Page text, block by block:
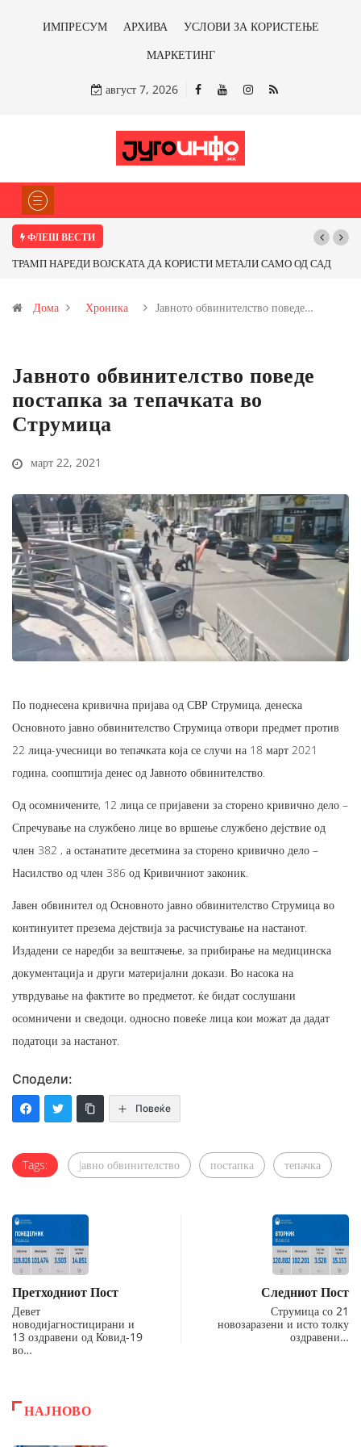
ИМПРЕСУМ АРХИВА
УСЛОВИ ЗА КОРИСТЕЊЕ
МАРКЕТИНГ
август 7, 2026
ФЛЕШ ВЕСТИ
НАРЕДИ ВОЈСКАТА ДА КОРИСТИ МЕТАЛИ САМО ОД САД
и со антимонот?
Почнува
Дома Хроника Јавното обвинителство поведе…
Јавното обвинителство поведе
постапка за тепачката во
Струмица
март 22, 2021
По поднесена кривична пријава од СВР Струмица, денеска
Основното јавно обвинителство Струмица отвори предмет против
22 лица-учесници во тепачката која се случи на 18 март 2021
година, соопштија денес од Јавното обвинителство.
Од осомничените, 12 лица се пријавени за сторено кривично дело –
Спречување на службено лице во вршење службено дејствие од
член 382 , а останатите десетмина за сторено кривично дело –
Насилство од член 386 од Кривичниот законик.
Јавен обвинител од Основното јавно обвинителство Струмица во
континуитет презема дејствија за расчистување на настанот.
Издадени се наредби за вештачење, за прибирање на медицинска
документација и други материјални докази. Во насока на
утврдување на фактите во предметот, ќе бидат сослушани
осомничени и сведоци, односно повеќе лица кои можат да дадат
податоци за настанот.
Сподели:
Повеќе
Tags: Jавно обвинителство постапка тепачка
Претходниот Пост
Девет
новодијагностицирани и
13 оздравени од Ковид-19
во…
Следниот Пост
Струмица со 21
новозаразени и исто толку
оздравени…
НАЈНОВО